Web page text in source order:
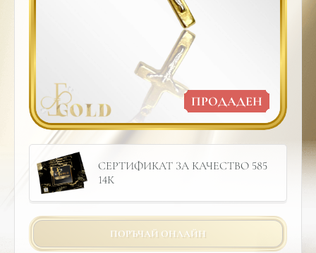
ПРОДАДЕН
СЕРТИФИКАТ ЗА КАЧЕСТВО 585
14К
ПОРЪЧАЙ ОНЛАЙН